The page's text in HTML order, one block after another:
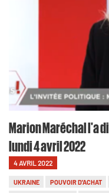
Marion Maréchal l'a
lundi 4 avril 2022
4 AVRIL 2022
UKRAINE POUVOIR D'ACHAT